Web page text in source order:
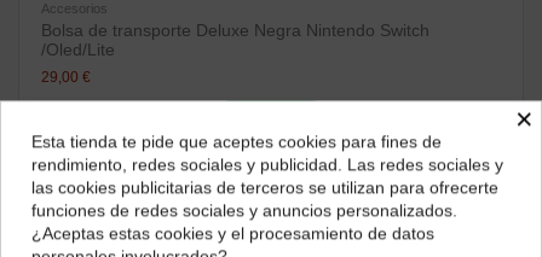
Accesorios
Bolsa de transporte Deluxe Negra Nintendo Switch
/Oled/Lite
29,00 €
¿Dónde deseas recibir tu pedido?
Selecciona tu ubicación para mostrarte los precios e
impuestos correctos para tu región.
×
Esta tienda te pide que aceptes cookies para fines de
rendimiento, redes sociales y publicidad. Las redes sociales y
las cookies publicitarias de terceros se utilizan para ofrecerte
funciones de redes sociales y anuncios personalizados.
¿Aceptas estas cookies y el procesamiento de datos